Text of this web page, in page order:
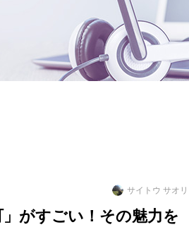
サイトウ サオリ
がすごい！その魅力を